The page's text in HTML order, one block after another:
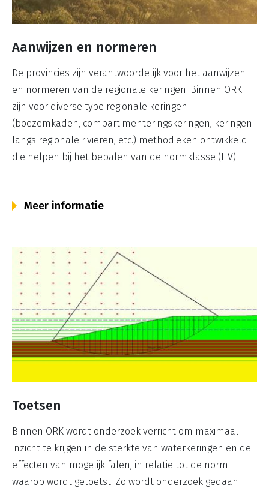
Aanwijzen en normeren
De provincies zijn verantwoordelijk voor het aanwijzen
en normeren van de regionale keringen. Binnen ORK
zijn voor diverse type regionale keringen
(boezemkaden, compartimenteringskeringen, keringen
langs regionale rivieren, etc.) methodieken ontwikkeld
die helpen bij het bepalen van de normklasse (I-V).
Meer informatie
Toetsen
Binnen ORK wordt onderzoek verricht om maximaal
inzicht te krijgen in de sterkte van waterkeringen en de
effecten van mogelijk falen, in relatie tot de norm
waarop wordt getoetst. Zo wordt onderzoek gedaan